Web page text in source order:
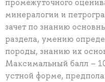
промежуточного
минералогии и
зачет по знанию
раздела, умению
породы, знанию их
Максимальный балл –
устной форме,